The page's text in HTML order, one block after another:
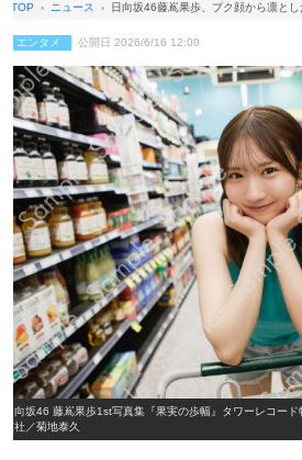
TOP ニュース 日向坂46藤嶌果歩、プク顔から凛と
エンタメ 公開日 2026/6/16 12:00
日向坂46 藤嶌果歩1st写真集『果実の歩幅』タワーレコー
英社／菊地泰久